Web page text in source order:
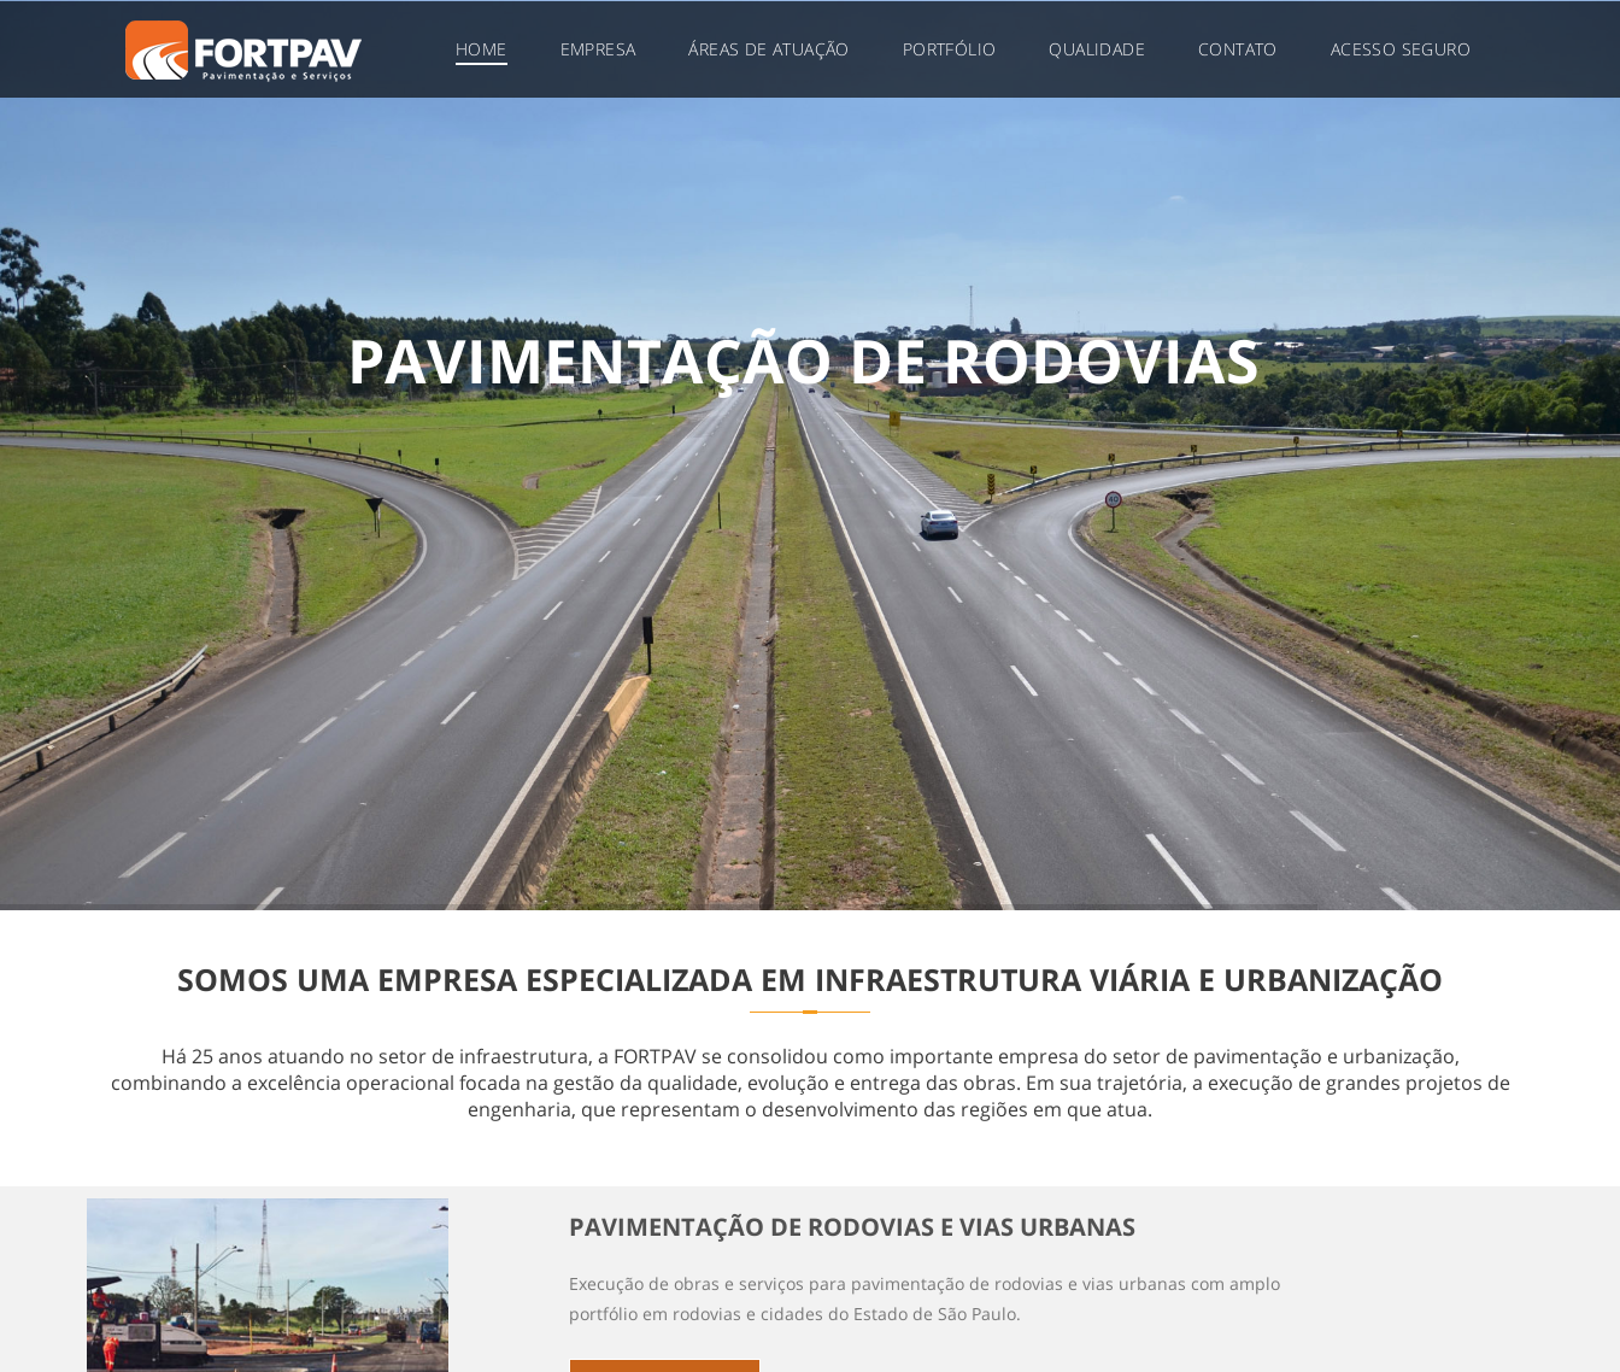
HOME EMPRESA ÁREAS DE ATUAÇÃO PORTFÓLIO QUALIDADE CONTATO ACESSO SEGURO
PAVIMENTAÇÃODERODOVIAS
SOMOS UMA EMPRESA ESPECIALIZADA EM INFRAESTRUTURA VIÁRIA E URBANIZAÇÃO
Há 25 anos atuando no setor de infraestrutura, a FORTPAV se consolidou como importante empresa do setor de pavimentação e urbanização,
combinando a excelência operacional focada na gestão da qualidade, evolução e entrega das obras. Em sua trajetória, a execução de grandes projetos de
engenharia, que representam o desenvolvimento das regiões em que atua.
PAVIMENTAÇÃO DE RODOVIAS E VIAS URBANAS
Execução de obras e serviços para pavimentação de rodovias e vias urbanas com amplo
portfólio em rodovias e cidades do Estado de São Paulo.